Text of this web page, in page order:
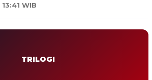
WIB
TRILOGI